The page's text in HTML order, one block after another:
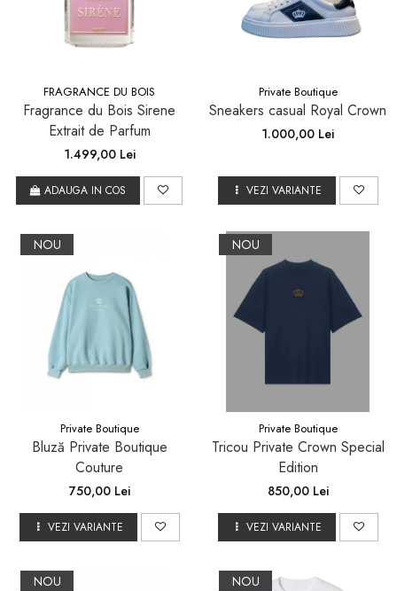
FRAGRANCE DU BOIS
Fragrance du Bois Sirene
Extrait de Parfum
1.499,00 Lei
ADAUGA IN COS
Private Boutique
Sneakers casual Royal Crown
1.000,00 Lei
VEZI VARIANTE
NOU
Private Boutique
Bluză Private Boutique
Couture
750,00 Lei
VEZI VARIANTE
NOU
Private Boutique
Tricou Private Crown Special
Edition
850,00 Lei
VEZI VARIANTE
NOU NOU